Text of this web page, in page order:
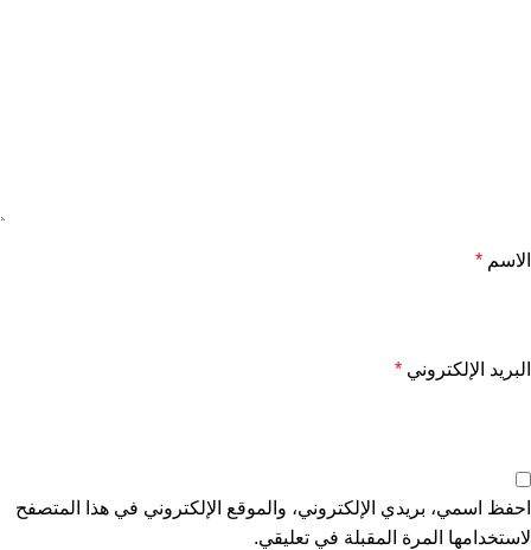
الاسم *
البريد الإلكتروني *
احفظ اسمي، بريدي الإلكتروني، والموقع الإلكتروني في هذا المتصفح
لاستخدامها المرة المقبلة في تعليقي.